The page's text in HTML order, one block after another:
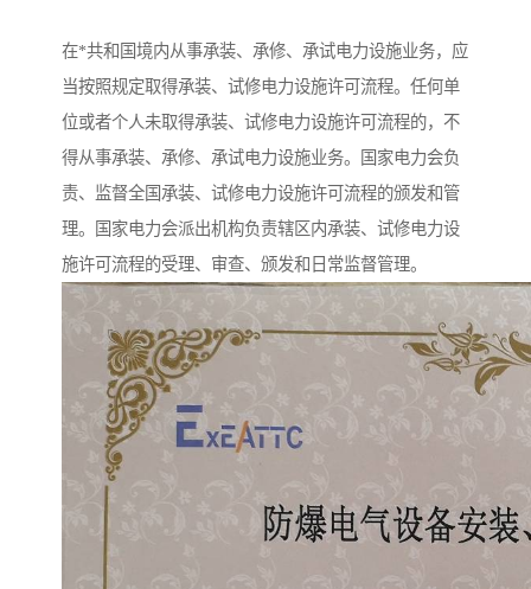
在*共和国境内从事承装、承修、承试电力设施业务，应
当按照规定取得承装、试修电力设施许可流程。任何单
位或者个人未取得承装、试修电力设施许可流程的，不
得从事承装、承修、承试电力设施业务。国家电力会负
责、监督全国承装、试修电力设施许可流程的颁发和管
理。国家电力会派出机构负责辖区内承装、试修电力设
施许可流程的受理、审查、颁发和日常监督管理。